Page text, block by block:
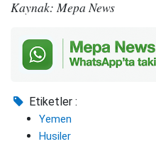
Kaynak: Mepa News
Etiketler :
Yemen
Husiler